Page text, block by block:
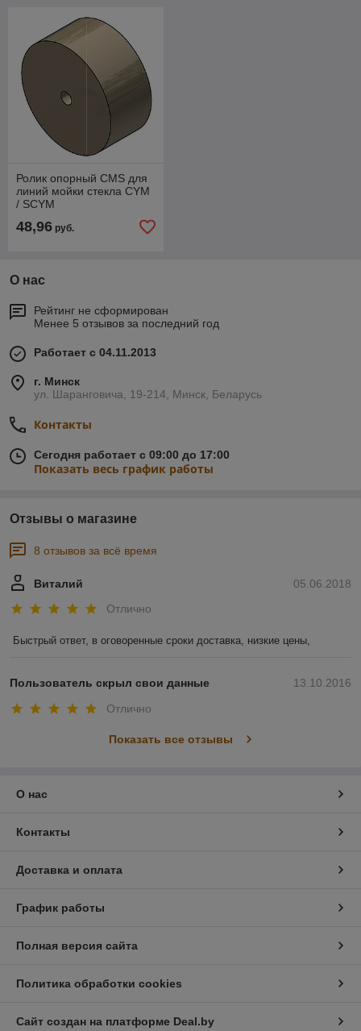
Ролик опорный CMS для
линий мойки стекла CYM
/ SCYM
48,96 руб.
О нас
Рейтинг не сформирован
Менее 5 отзывов за последний год
Работает с 04.11.2013
г. Минск
ул. Шаранговича, 19-214, Минск, Беларусь
Контакты
Сегодня работает с 09:00 до 17:00
Показать весь график работы
Отзывы о магазине
8 отзывов за всё время
05.06.2018
Виталий
Отлично
Быстрый ответ, в оговоренные сроки доставка, низкие цены,
13.10.2016
Пользователь скрыл свои данные
Отлично
Показать все отзывы
О нас
Контакты
Доставка и оплата
График работы
Полная версия сайта
Политика обработки cookies
Сайт создан на платформе Deal.by